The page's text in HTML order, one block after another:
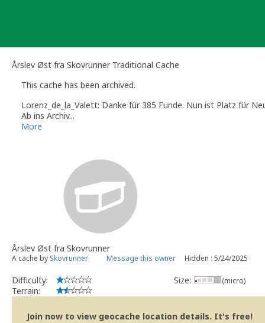
Årslev Øst fra Skovrunner Traditional Cache
This cache has been archived.
Lorenz_de_la_Valett: Danke für 385 Funde. Nun ist Platz für
Ab ins Archiv...
Tak for 385 fund. Nu er der plads til nye!
Off to the archives...
More
Årslev Øst fra Skovrunner
A cache by Skovrunner Message this owner Hidden : 5/24/2025
Difficulty:
Terrain:
Size: (micro)
Join now to view geocache location details. It's free!